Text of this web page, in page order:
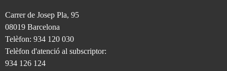
Carrer de Josep Pla, 95
08019 Barcelona
Telèfon: 934 120 030
Telèfon d'atenció al subscriptor:
934 126 124